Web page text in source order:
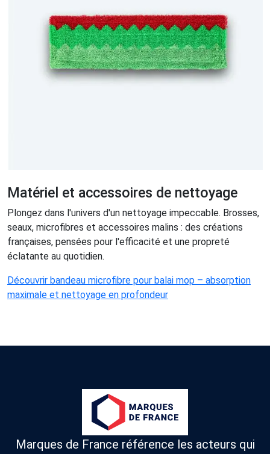
Matériel et accessoires de nettoyage
Plongez dans l'univers d'un nettoyage impeccable. Brosses,
seaux, microfibres et accessoires malins : des créations
françaises, pensées pour l'efficacité et une propreté
éclatante au quotidien.
Découvrir bandeau microfibre pour balai mop – absorption
maximale et nettoyage en profondeur
Marques de France référence les acteurs qui